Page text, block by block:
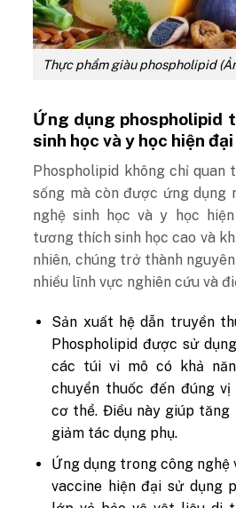
Thực phẩm giàu phospholipid
Ứng dụng phospholipid
sinh học và y học hiện đại
Phospholipid không chỉ
sống mà còn được ứng dụng
nghệ sinh học và y học
tương thích sinh học cao và
nhiên, chúng trở thành
nhiều lĩnh vực nghiên cứu và
Sản xuất hệ dẫn truyền
Phospholipid được sử
các túi vi mô có khả
chuyển thuốc đến đúng
cơ thể. Điều này giúp tăng
giảm tác dụng phụ.
Ứng dụng trong công nghệ
vaccine hiện đại sử dụng